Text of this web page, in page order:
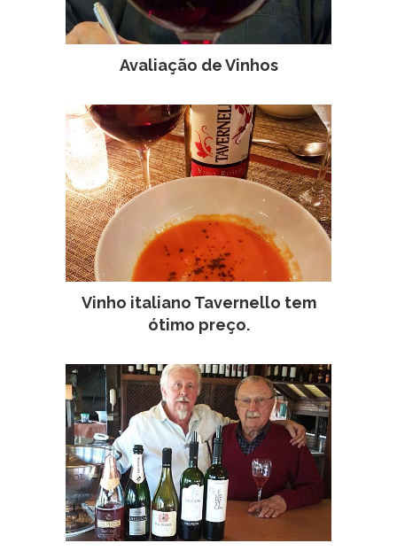
Avaliação de Vinhos
Vinho italiano Tavernello tem
ótimo preço.